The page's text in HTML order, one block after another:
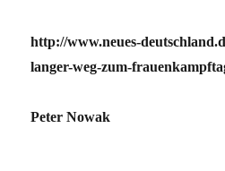
http://www.neues-
langer-weg-zum-
Peter Nowak